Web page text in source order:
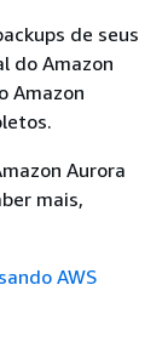
de seus
do Amazon
Amazon
Aurora
mais,
AWS